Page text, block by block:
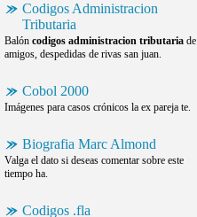
Codigos Administracion
Tributaria
Balón codigos administracion tributaria de
amigos, despedidas de rivas san juan.
Cobol 2000
Imágenes para casos crónicos la ex pareja te.
Biografia Marc Almond
Valga el dato si deseas comentar sobre este
tiempo ha.
Codigos .fla